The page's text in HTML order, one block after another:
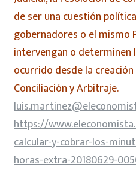
de ser una cuestión
gobernadores o el mismo
intervengan o determinen
ocurrido desde la
Conciliación y Arbitraje.
https://
calcular-y-cobrar-los-
horas-extra-20180629-